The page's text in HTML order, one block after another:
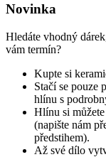
Novinka
Hledáte vhodný
vám termín?
Kupte si
Stačí se pouze
hlínu s
Hlínu si
(napište nám
předstihem).
Až své dílo